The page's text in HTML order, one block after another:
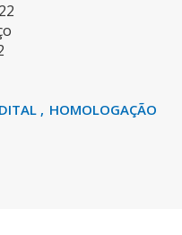
HOMOLOGAÇÃO